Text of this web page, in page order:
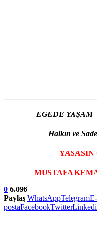
EGEDE YAŞAM
Halkın ve
MUSTAFA
0 6.096
Paylaş WhatsAppTelegramE-
postaFacebookTwitter